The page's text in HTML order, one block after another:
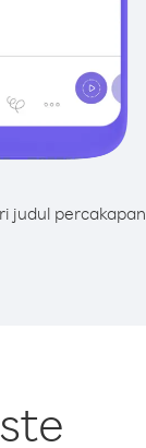
judul percakapan